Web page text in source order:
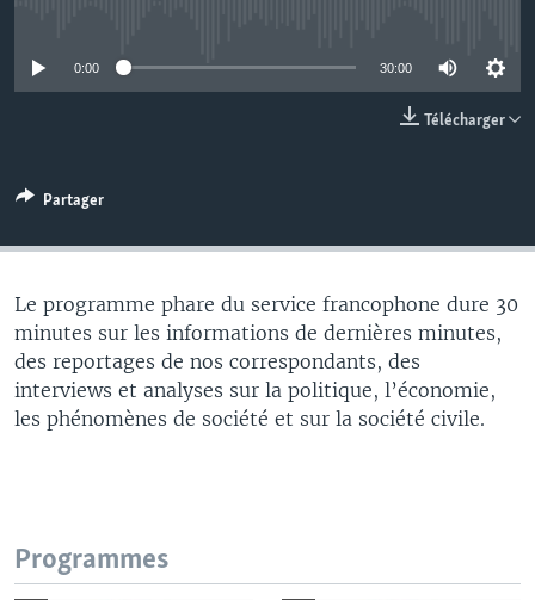
0:00 30:00
Télécharger
Partager
Le programme phare du service francophone dure 30
minutes sur les informations de dernières minutes,
des reportages de nos correspondants, des
interviews et analyses sur la politique, l’économie,
les phénomènes de société et sur la société civile.
Programmes